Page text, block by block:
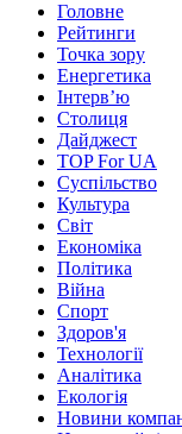
Головне
Рейтинги
Точка зору
Енергетика
Інтерв’ю
Столиця
Дайджест
TOP For UA
Суспiльство
Культура
Світ
Економіка
Політика
Війна
Спорт
Здоров'я
Технології
Аналітика
Екологія
Новини